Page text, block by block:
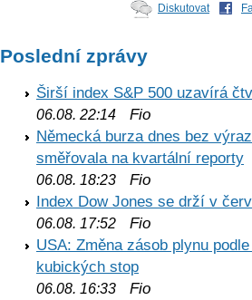
Diskutovat
Poslední zprávy
Širší index S&P 500 uzavírá
06.08. 22:14 Fio
Německá burza dnes bez
směřovala na kvartální reporty
06.08. 18:23 Fio
Index Dow Jones se drží v
06.08. 17:52 Fio
USA: Změna zásob plynu
kubických stop
06.08. 16:33 Fio